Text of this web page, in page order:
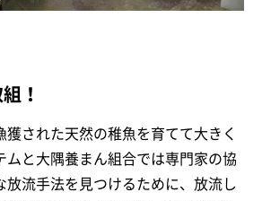
！
獲された天然の稚魚を育てて大きく
ムと大隅養まん組合では専門家の協
放流手法を見つけるために、放流し